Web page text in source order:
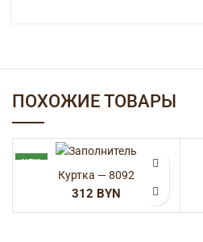
ПОХОЖИЕ ТОВАРЫ
NEW
Куртка — 8092
BYN